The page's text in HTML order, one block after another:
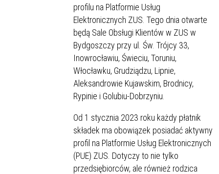
profilu na Platformie Usług
Elektronicznych ZUS. Tego dnia otwarte
będą Sale Obsługi Klientów w ZUS w
Bydgoszczy przy ul. Św. Trójcy 33,
Inowrocławiu, Świeciu, Toruniu,
Włocławku, Grudziądzu, Lipnie,
Aleksandrowie Kujawskim, Brodnicy,
Rypinie i Golubiu-Dobrzyniu.
Od 1 stycznia 2023 roku każdy płatnik
składek ma obowiązek posiadać aktywny
profil na Platformie Usług Elektronicznych
(PUE) ZUS. Dotyczy to nie tylko
przedsiębiorców, ale również rodzica